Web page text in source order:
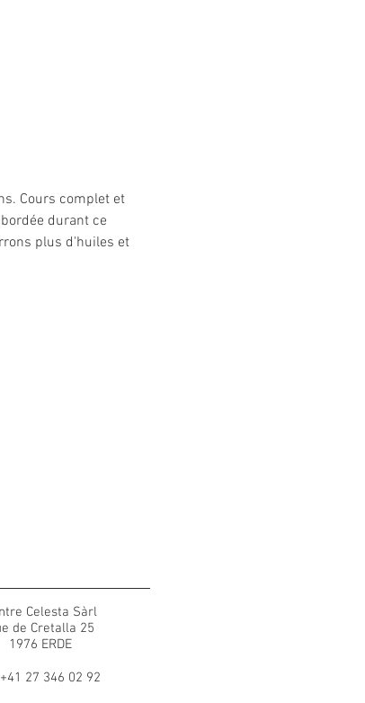
Cours complet et
durant ce
plus d'huiles et
Celesta Sàrl
de Cretalla 25
1976 ERDE
27 346 02 92